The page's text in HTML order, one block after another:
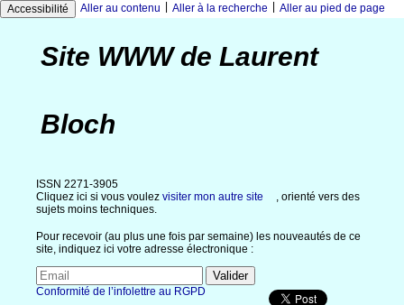
Accessibilité Aller au contenu Aller à la recherche Aller au pied de page
Site WWW de Laurent
Bloch
ISSN 2271-3905
Cliquez ici si vous voulez visiter mon autre site
, orienté vers des
sujets moins techniques.
Pour recevoir (au plus une fois par semaine) les nouveautés de ce
site, indiquez ici votre adresse électronique :
Conformité de l’infolettre au RGPD